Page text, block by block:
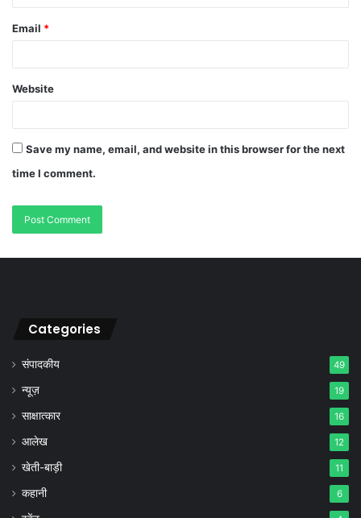
Email *
Website
Save my name, email, and website in this browser for the next
time I comment.
Categories
संपादकीय 49
न्यूज़ 19
साक्षात्कार 16
आलेख 12
खेती-बाड़ी 11
कहानी 6